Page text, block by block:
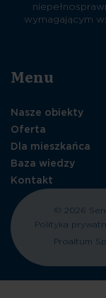
wymagającym
Menu
Nasze obiekty
Oferta
Dla mieszkańca
Baza wiedzy
Kontakt
© 2026
Polityka
Proaltum